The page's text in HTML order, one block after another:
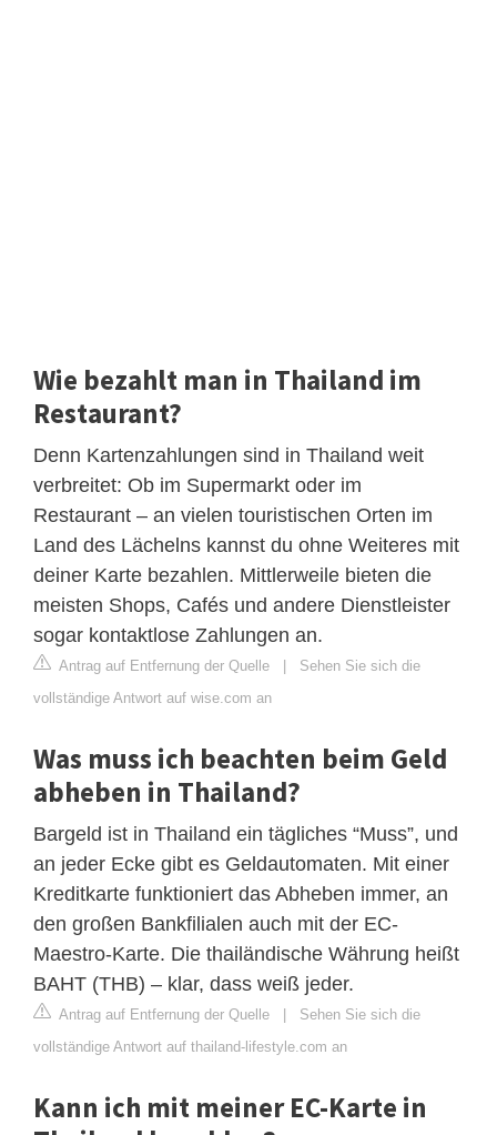
Wie bezahlt man in Thailand im
Restaurant?
Denn Kartenzahlungen sind in Thailand weit
verbreitet: Ob im Supermarkt oder im
Restaurant – an vielen touristischen Orten im
Land des Lächelns kannst du ohne Weiteres mit
deiner Karte bezahlen. Mittlerweile bieten die
meisten Shops, Cafés und andere Dienstleister
sogar kontaktlose Zahlungen an.
Antrag auf Entfernung der Quelle | Sehen Sie sich die
vollständige Antwort auf wise.com an
Was muss ich beachten beim Geld
abheben in Thailand?
Bargeld ist in Thailand ein tägliches “Muss”, und
an jeder Ecke gibt es Geldautomaten. Mit einer
Kreditkarte funktioniert das Abheben immer, an
den großen Bankfilialen auch mit der EC-
Maestro-Karte. Die thailändische Währung heißt
BAHT (THB) – klar, dass weiß jeder.
Antrag auf Entfernung der Quelle | Sehen Sie sich die
vollständige Antwort auf thailand-lifestyle.com an
Kann ich mit meiner EC-Karte in